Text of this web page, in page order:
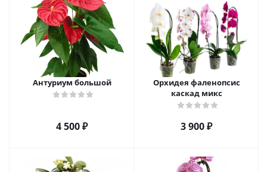
Антуриум большой
4 500₽
Орхидея фаленопсис
каскад микс
3 900₽